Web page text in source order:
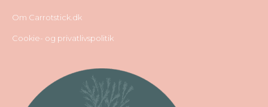
Om Carrotstick.dk
Cookie- og privatlivspolitik